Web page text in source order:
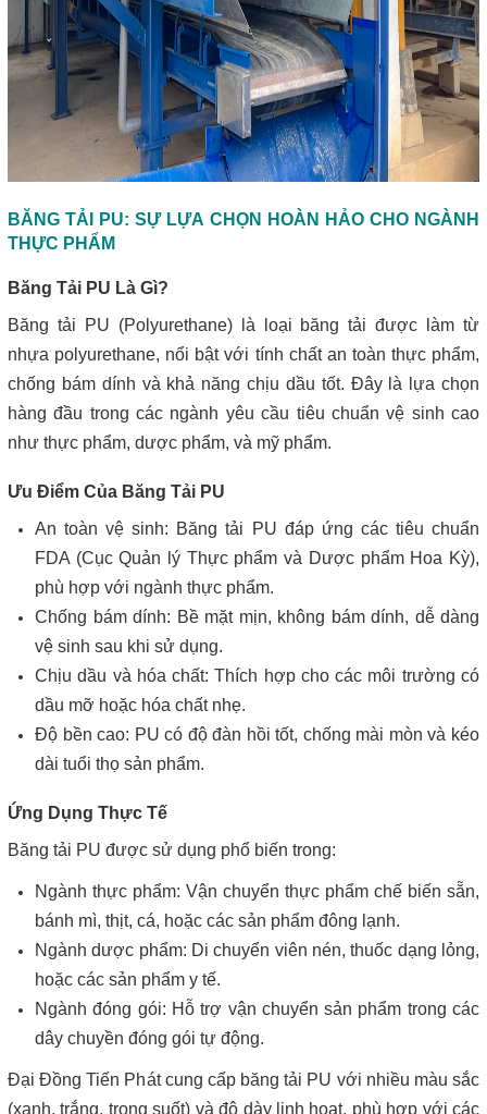
BĂNG TẢI PU: SỰ LỰA CHỌN HOÀN HẢO CHO NGÀNH
THỰC PHẨM
Băng Tải PU Là Gì?
Băng tải PU (Polyurethane) là loại băng tải được làm từ
nhựa polyurethane, nổi bật với tính chất an toàn thực phẩm,
chống bám dính và khả năng chịu dầu tốt. Đây là lựa chọn
hàng đầu trong các ngành yêu cầu tiêu chuẩn vệ sinh cao
như thực phẩm, dược phẩm, và mỹ phẩm.
Ưu Điểm Của Băng Tải PU
An toàn vệ sinh: Băng tải PU đáp ứng các tiêu chuẩn
FDA (Cục Quản lý Thực phẩm và Dược phẩm Hoa Kỳ),
phù hợp với ngành thực phẩm.
Chống bám dính: Bề mặt mịn, không bám dính, dễ dàng
vệ sinh sau khi sử dụng.
Chịu dầu và hóa chất: Thích hợp cho các môi trường có
dầu mỡ hoặc hóa chất nhẹ.
Độ bền cao: PU có độ đàn hồi tốt, chống mài mòn và kéo
dài tuổi thọ sản phẩm.
Ứng Dụng Thực Tế
Băng tải PU được sử dụng phổ biến trong:
Ngành thực phẩm: Vận chuyển thực phẩm chế biến sẵn,
bánh mì, thịt, cá, hoặc các sản phẩm đông lạnh.
Ngành dược phẩm: Di chuyển viên nén, thuốc dạng lỏng,
hoặc các sản phẩm y tế.
Ngành đóng gói: Hỗ trợ vận chuyển sản phẩm trong các
dây chuyền đóng gói tự động.
Đại Đồng Tiến Phát cung cấp băng tải PU với nhiều màu sắc
(xanh, trắng, trong suốt) và độ dày linh hoạt, phù hợp với các